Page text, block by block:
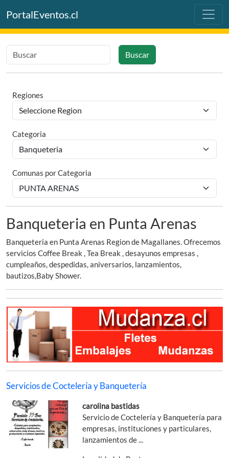
PortalEventos.cl
Buscar
Regiones
Categoria
Comunas por Categoria
Banqueteria en Punta Arenas
Banqueteria en Punta Arenas Region de Magallanes. Ofrecemos
servicios Coffee Break , Tea Break , desayunos empresas ,
cumpleaños, despedidas, aniversarios, lanzamientos,
bautizos,Baby Shower.
Servicios de Coctelería y Banquetería
carolina bastidas
Servicio de Coctelería y Banquetería para
empresas, instituciones y particulares,
lanzamientos de ...